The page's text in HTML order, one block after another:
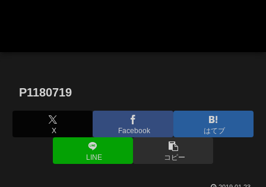
P1180719
X Facebook はてブ
LINE コピー